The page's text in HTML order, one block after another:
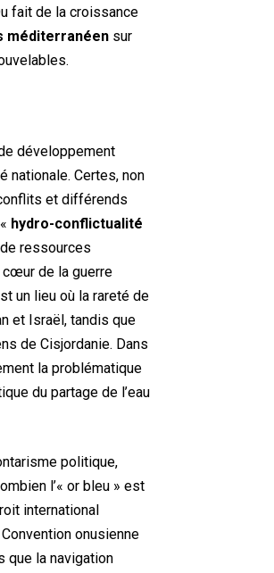
fait de la croissance
méditerranéen sur
développement
nationale. Certes, non
et différends
hydro-conflictualité
ressources
cœur de la guerre
un lieu où la rareté de
et Israël, tandis que
de Cisjordanie. Dans
la problématique
du partage de l’eau
politique,
l’« or bleu » est
international
onusienne
que la navigation